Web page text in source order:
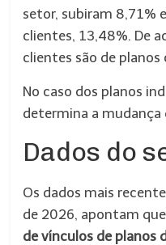
setor, subiram 8,71%
clientes, 13,48%. De
clientes são de
No caso dos planos
determina a mudança
Dados do
Os dados mais
de 2026, apontam que
de vínculos de planos